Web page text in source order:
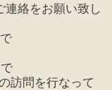
連絡をお願い致し
訪問を行なって